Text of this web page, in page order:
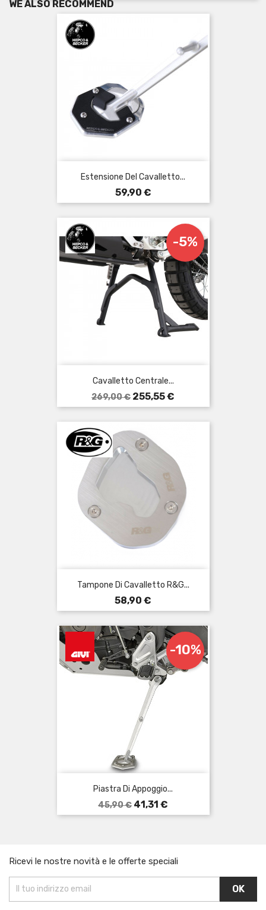
WE ALSO RECOMMEND
Estensione Del Cavalletto...
Prezzo
59,90 €
Cavalletto Centrale...
Prezzo
base
269,00 €
-5%
Prezzo
255,55 €
Tampone Di Cavalletto R&G...
Prezzo
58,90 €
Piastra Di Appoggio...
Prezzo
base
45,90 €
-10%
Prezzo
41,31 €
Ricevi le nostre novità e le offerte speciali